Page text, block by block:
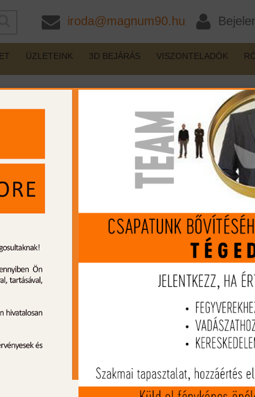
iroda@magnum90.hu
ÜZLETEINK 3D BEJÁRÁS VISZONTELADÓK
CD157L
Kártyát igényelek
Termék leírás
- Cudeman Vadásztőr + Bőr tok
- Teljes hossz: 203mm